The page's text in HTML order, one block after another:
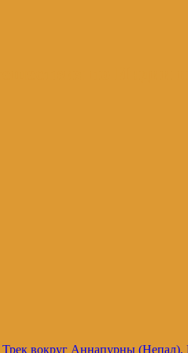
Трек вокруг Аннапурны (Непал),